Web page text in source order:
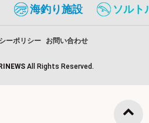
海釣り施設 ソルト
ーポリシー お問い合わせ
All Rights Reserved.